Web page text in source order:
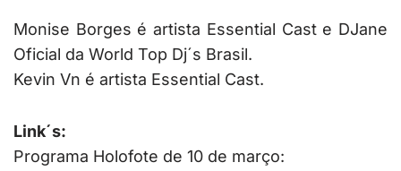
Monise Borges é artista Essential Cast e DJane
Oficial da World Top Dj´s Brasil.
Kevin Vn é artista Essential Cast.
Link´s:
Programa Holofote de 10 de março: